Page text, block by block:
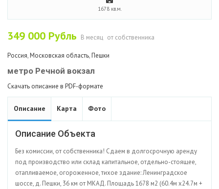
1678 кв.м.
349 000 Рубль В месяц от собственника
Россия,Московская область,Пешки
метро Речной вокзал
Скачать описание в PDF-формате
Описание Карта Фото
Описание Объекта
Без комиссии, от собственника! Сдаем в долгосрочную аренду
под производство или склад капитальное, отдельно-стоящее,
отапливаемое, огороженное, тихое здание: Ленинградское
шоссе, д. Пешки, 36 км от МКАД. Площадь 1678 м2 (60.4м х24.7м +